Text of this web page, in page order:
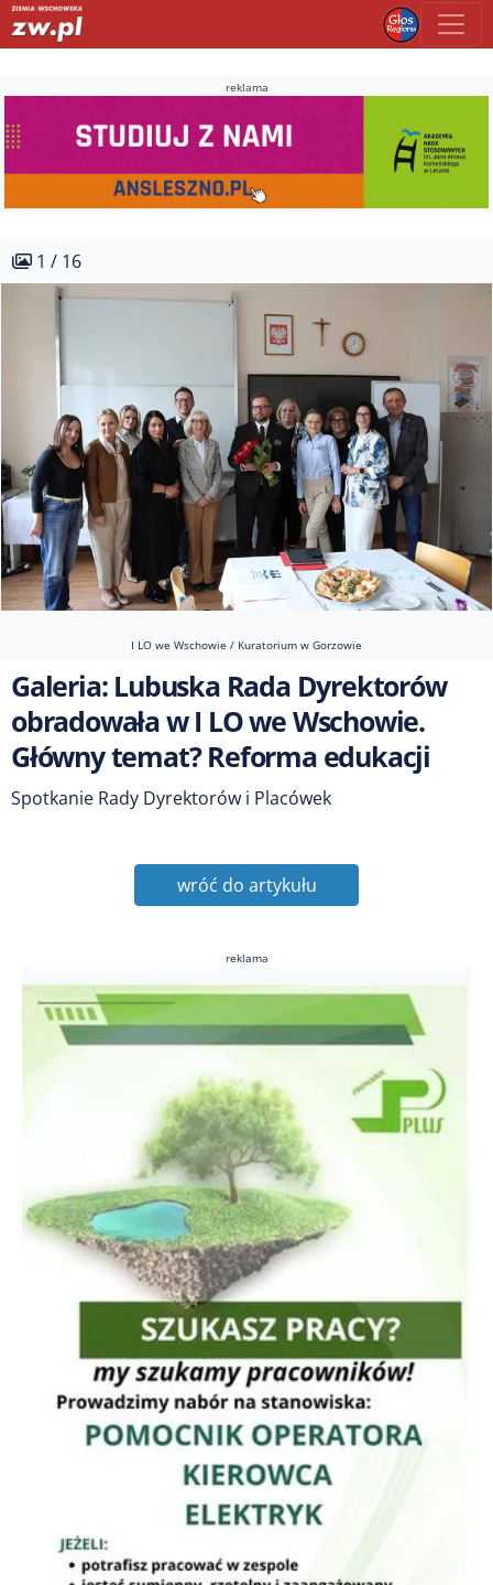
reklama
1 / 16
I LO we Wschowie / Kuratorium w Gorzowie
Galeria: Lubuska Rada Dyrektorów
obradowała w I LO we Wschowie.
Główny temat? Reforma edukacji
Spotkanie Rady Dyrektorów i Placówek
wróć do artykułu
reklama